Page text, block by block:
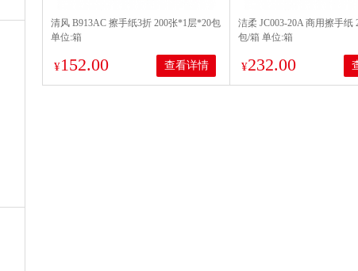
清风 B913AC 擦手纸3折 200张*1层*20包
单位:箱
¥152.00 查看详情
洁柔 JC003-20A 商用擦手纸
包/箱 单位:箱
¥232.00